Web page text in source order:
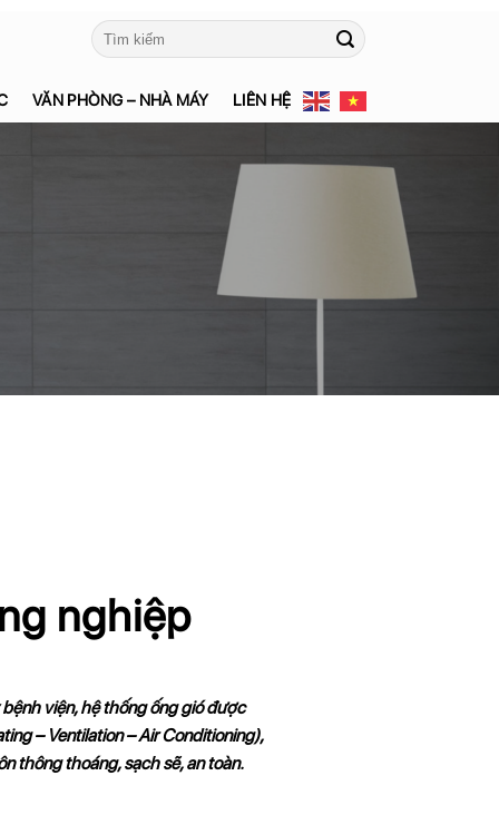
Tìm
kiếm:
VĂN PHÒNG – NHÀ MÁY LIÊN HỆ
nghiệp
viện, hệ thống ống gió được
– Ventilation – Air Conditioning),
thông thoáng, sạch sẽ, an toàn.